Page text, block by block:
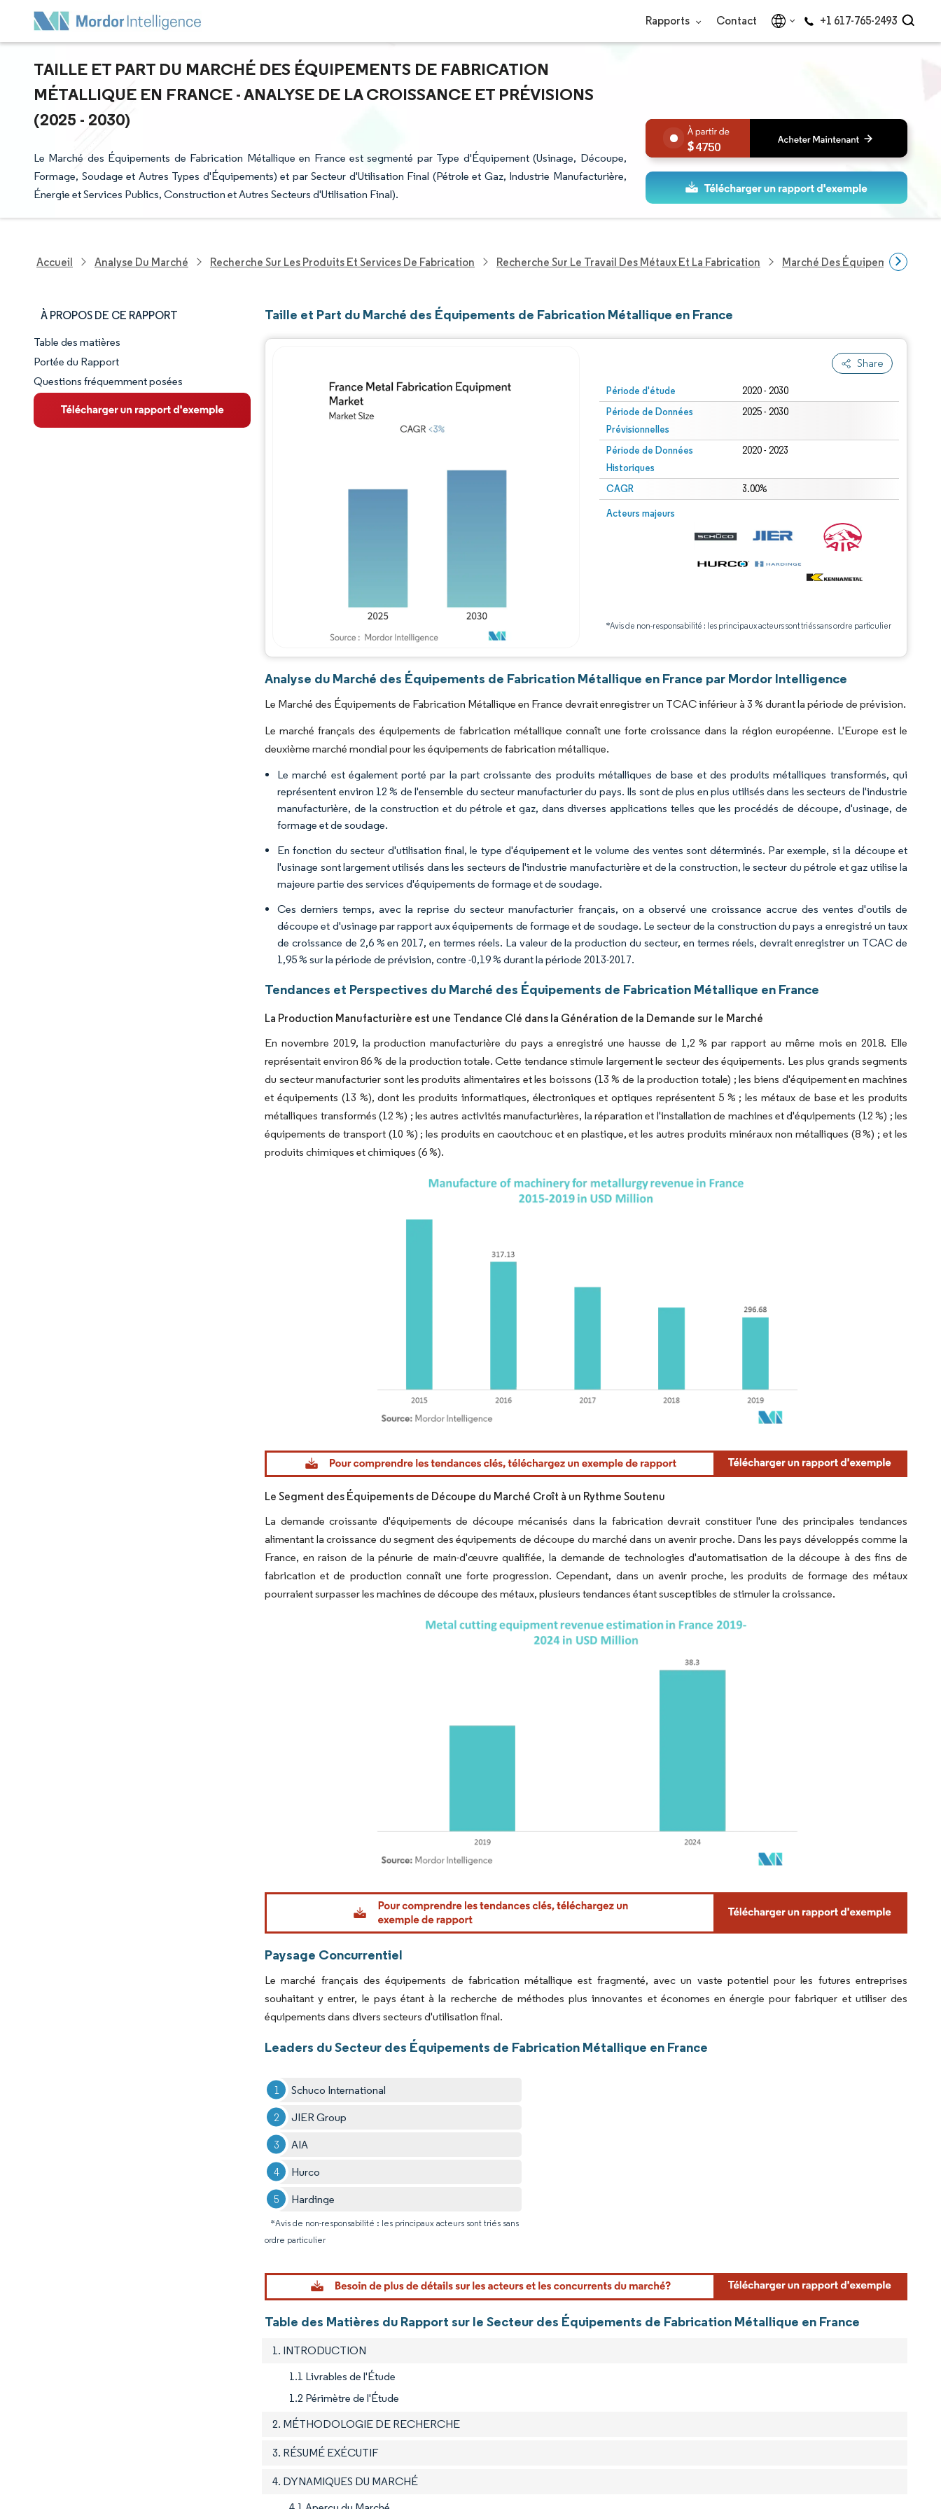
Rapports Contact +1 617-765-2493
TAILLE ET PART DU MARCHÉ DES ÉQUIPEMENTS DE FABRICATION
MÉTALLIQUE EN FRANCE - ANALYSE DE LA CROISSANCE ET PRÉVISIONS
(2025 - 2030)
Le Marché des Équipements de Fabrication Métallique en France est segmenté par Type d'Équipement (Usinage, Découpe,
Formage, Soudage et Autres Types d'Équipements) et par Secteur d'Utilisation Final (Pétrole et Gaz, Industrie Manufacturière,
Énergie et Services Publics, Construction et Autres Secteurs d'Utilisation Final).
4750
Accueil Analyse Du Marché Recherche Sur Les Produits Et Services De Fabrication Recherche Sur Le Travail Des Métaux Et La Fabrication Marché Des Équipements De
À PROPOS DE CE RAPPORT
Aperçu du marché
VUE D’ENSEMBLE DU MARCHÉ
Principales tendances du marché
Table des matières
Portée du Rapport
Questions fréquemment posées
Taille et Part du Marché des Équipements de Fabrication Métallique en France
Share
Période d'étude 2020 - 2030
Période de Données
Prévisionnelles
2025 - 2030
Période de Données
Historiques
2020 - 2023
CAGR 3.00%
Acteurs majeurs
*Avis de non-responsabilité : les principaux acteurs sont triés sans ordre particulier
Image © Mordor Intelligence. La réutilisation nécessite une attribution sous CC BY 4.0.
Analyse du Marché des Équipements de Fabrication Métallique en France par Mordor Intelligence
Le Marché des Équipements de Fabrication Métallique en France devrait enregistrer un TCAC inférieur à 3 % durant la période de prévision.
Le marché français des équipements de fabrication métallique connaît une forte croissance dans la région européenne. L'Europe est le
deuxième marché mondial pour les équipements de fabrication métallique.
Le marché est également porté par la part croissante des produits métalliques de base et des produits métalliques transformés, qui
représentent environ 12 % de l'ensemble du secteur manufacturier du pays. Ils sont de plus en plus utilisés dans les secteurs de l'industrie
manufacturière, de la construction et du pétrole et gaz, dans diverses applications telles que les procédés de découpe, d'usinage, de
formage et de soudage.
En fonction du secteur d'utilisation final, le type d'équipement et le volume des ventes sont déterminés. Par exemple, si la découpe et
l'usinage sont largement utilisés dans les secteurs de l'industrie manufacturière et de la construction, le secteur du pétrole et gaz utilise la
majeure partie des services d'équipements de formage et de soudage.
Ces derniers temps, avec la reprise du secteur manufacturier français, on a observé une croissance accrue des ventes d'outils de
découpe et d'usinage par rapport aux équipements de formage et de soudage. Le secteur de la construction du pays a enregistré un taux
de croissance de 2,6 % en 2017, en termes réels. La valeur de la production du secteur, en termes réels, devrait enregistrer un TCAC de
1,95 % sur la période de prévision, contre -0,19 % durant la période 2013-2017.
Tendances et Perspectives du Marché des Équipements de Fabrication Métallique en France
La Production Manufacturière est une Tendance Clé dans la Génération de la Demande sur le Marché
En novembre 2019, la production manufacturière du pays a enregistré une hausse de 1,2 % par rapport au même mois en 2018. Elle
représentait environ 86 % de la production totale. Cette tendance stimule largement le secteur des équipements. Les plus grands segments
du secteur manufacturier sont les produits alimentaires et les boissons (13 % de la production totale) ; les biens d'équipement en machines
et équipements (13 %), dont les produits informatiques, électroniques et optiques représentent 5 % ; les métaux de base et les produits
métalliques transformés (12 %) ; les autres activités manufacturières, la réparation et l'installation de machines et d'équipements (12 %) ; les
équipements de transport (10 %) ; les produits en caoutchouc et en plastique, et les autres produits minéraux non métalliques (8 %) ; et les
produits chimiques et chimiques (6 %).
Image © Mordor Intelligence. La réutilisation nécessite une attribution sous CC BY 4.0.
Le Segment des Équipements de Découpe du Marché Croît à un Rythme Soutenu
La demande croissante d'équipements de découpe mécanisés dans la fabrication devrait constituer l'une des principales tendances
alimentant la croissance du segment des équipements de découpe du marché dans un avenir proche. Dans les pays développés comme la
France, en raison de la pénurie de main-d'œuvre qualifiée, la demande de technologies d'automatisation de la découpe à des fins de
fabrication et de production connaît une forte progression. Cependant, dans un avenir proche, les produits de formage des métaux
pourraient surpasser les machines de découpe des métaux, plusieurs tendances étant susceptibles de stimuler la croissance.
Image © Mordor Intelligence. La réutilisation nécessite une attribution sous CC BY 4.0.
Paysage Concurrentiel
Le marché français des équipements de fabrication métallique est fragmenté, avec un vaste potentiel pour les futures entreprises
souhaitant y entrer, le pays étant à la recherche de méthodes plus innovantes et économes en énergie pour fabriquer et utiliser des
équipements dans divers secteurs d'utilisation final.
Leaders du Secteur des Équipements de Fabrication Métallique en France
Schuco International
JIER Group
AIA
Hurco
Hardinge
*Avis de non-responsabilité : les principaux acteurs sont triés sans
ordre particulier
Table des Matières du Rapport sur le Secteur des Équipements de Fabrication Métallique en France
1. INTRODUCTION
1.1 Livrables de l'Étude
1.2 Périmètre de l'Étude
2. MÉTHODOLOGIE DE RECHERCHE
3. RÉSUMÉ EXÉCUTIF
4. DYNAMIQUES DU MARCHÉ